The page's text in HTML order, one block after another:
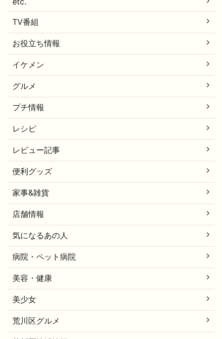
TV番組
お役立ち情報
イケメン
グルメ
プチ情報
レシピ
レビュー記事
便利グッズ
家事&雑貨
店舗情報
気になるあの人
病院・ペット病院
美容・健康
美少女
荒川区グルメ